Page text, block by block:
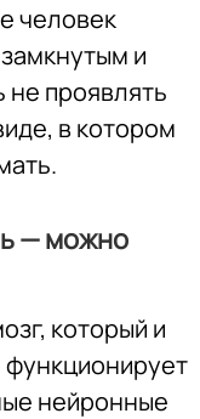
человек
и
проявлять
в котором
— можно
который и
нейронные